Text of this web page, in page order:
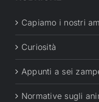
Capiamo i nostri
Curiosità
Appunti a sei
Normative sugli